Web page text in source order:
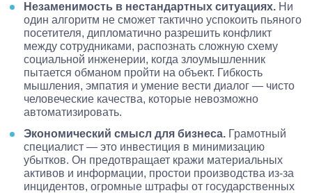
Незаменимость в нестандартных ситуациях. Ни
один алгоритм не сможет тактично успокоить пьяного
посетителя, дипломатично разрешить конфликт
между сотрудниками, распознать сложную схему
социальной инженерии, когда злоумышленник
пытается обманом пройти на объект. Гибкость
мышления, эмпатия и умение вести диалог — чисто
человеческие качества, которые невозможно
автоматизировать.
Экономический смысл для бизнеса. Грамотный
специалист — это инвестиция в минимизацию
убытков. Он предотвращает кражи материальных
активов и информации, простои производства из-за
инцидентов, огромные штрафы от государственных